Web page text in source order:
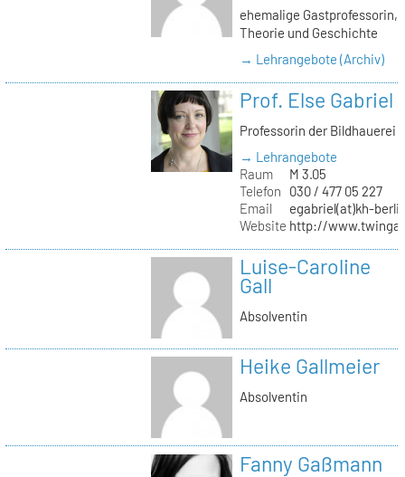
ehemalige Gastprofessorin,
Theorie und Geschichte
→ Lehrangebote (Archiv)
Prof. Else Gabriel
Professorin der Bildhauerei
→ Lehrangebote
Raum
M 3.05
Telefon
030 / 477 05 227
Email
egabriel(at)kh-
Website http://
Luise-Caroline
Gall
Absolventin
Heike Gallmeier
Absolventin
Fanny Gaßmann